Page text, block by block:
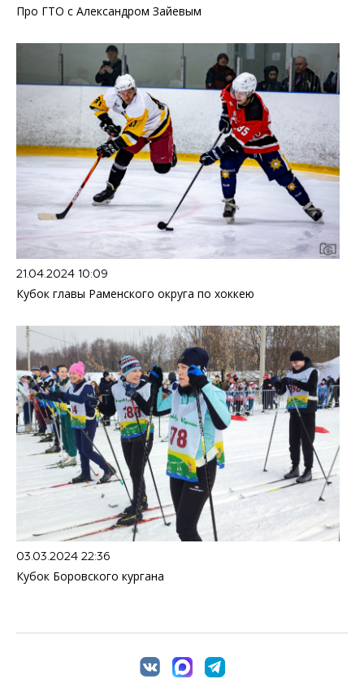
Про ГТО с Александром Зайевым
21.04.2024 10:09
Кубок главы Раменского округа по хоккею
03.03.2024 22:36
Кубок Боровского кургана